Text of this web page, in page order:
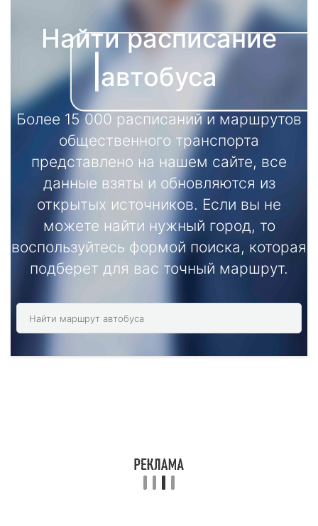
Найти расписание
автобуса
Более 15 000 расписаний и маршрутов
общественного транспорта
представлено на нашем сайте, все
данные взяты и обновляются из
открытых источников. Если вы не
можете найти нужный город, то
воспользуйтесь формой поиска, которая
подберет для вас точный маршрут.